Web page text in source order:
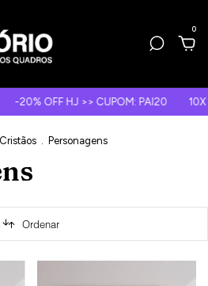
0
>> CUPOM: PAI20 10X S/ JUROS OU
. Personagens
Ordenar